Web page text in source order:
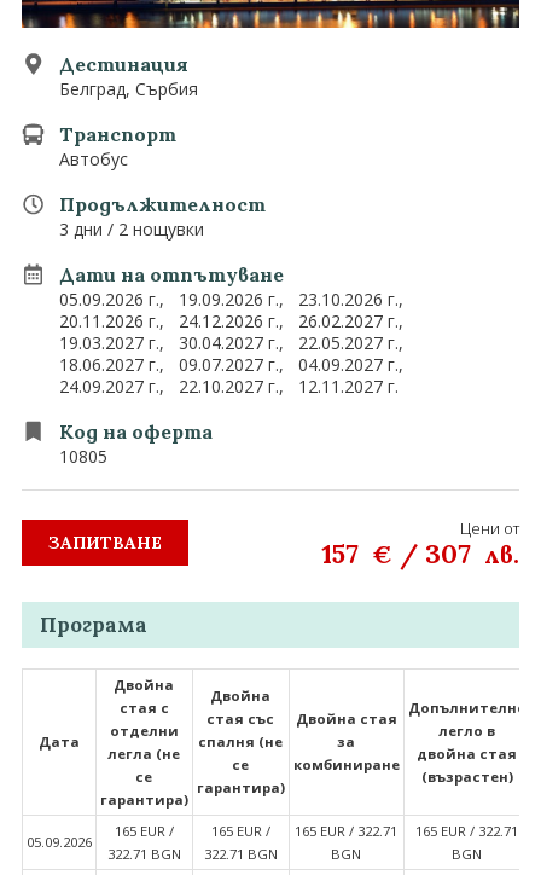
Екзотични
0882 907 335 Запитване
Последвайте ни
Дестинация
Белград, Сърбия
Транспорт
Автобус
Продължителност
3 дни / 2 нощувки
Дати на отпътуване
05.09.2026 г., 19.09.2026 г., 23.10.2026 г.,
20.11.2026 г., 24.12.2026 г., 26.02.2027 г.,
19.03.2027 г., 30.04.2027 г., 22.05.2027 г.,
18.06.2027 г., 09.07.2027 г., 04.09.2027 г.,
24.09.2027 г., 22.10.2027 г., 12.11.2027 г.
Код на оферта
10805
ЗАПИТВАНЕ
Цени от
157 € / 307 лв.
Програма
Дата
Двойна
стая с
отделни
легла (не
се
гарантира)
Двойна
стая със
спалня (не
се
гарантира)
Двойна стая
за
комбиниране
Допълнително
легло в
двойна стая
(възрастен)
05.09.2026
165 EUR ∕
322.71 BGN
165 EUR ∕
322.71 BGN
165 EUR ∕ 322.71
BGN
165 EUR ∕ 322.71
BGN